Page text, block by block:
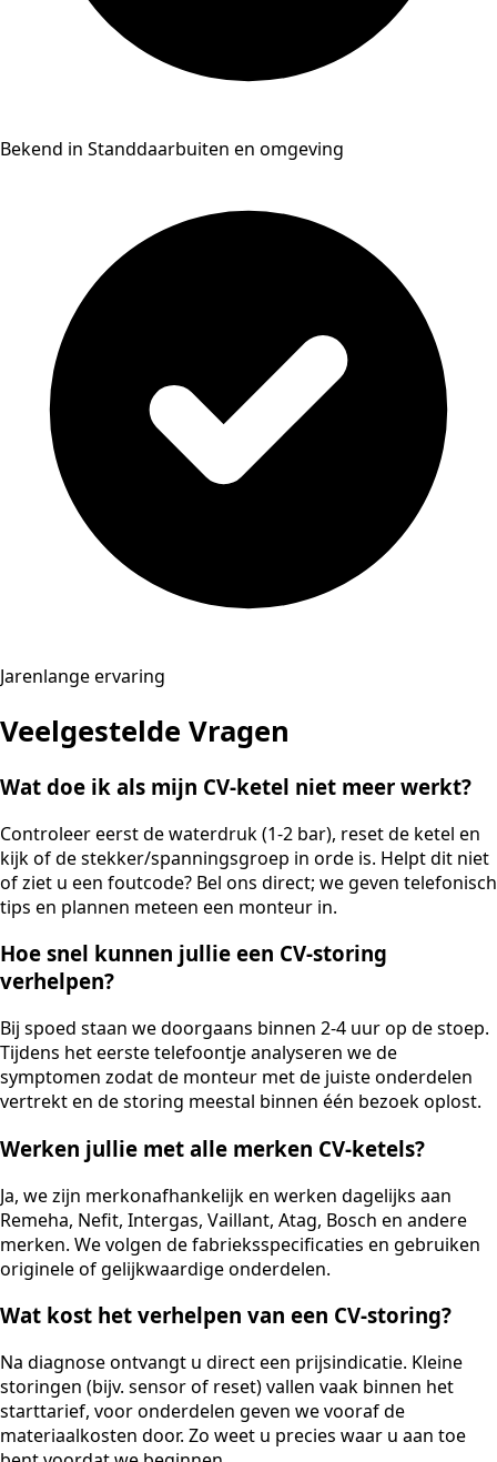
Bekend in Standdaarbuiten en omgeving
Jarenlange ervaring
Veelgestelde Vragen
Wat doe ik als mijn CV-ketel niet meer werkt?
Controleer eerst de waterdruk (1-2 bar), reset de ketel en
kijk of de stekker/spanningsgroep in orde is. Helpt dit niet
of ziet u een foutcode? Bel ons direct; we geven telefonisch
tips en plannen meteen een monteur in.
Hoe snel kunnen jullie een CV-storing
verhelpen?
Bij spoed staan we doorgaans binnen 2-4 uur op de stoep.
Tijdens het eerste telefoontje analyseren we de
symptomen zodat de monteur met de juiste onderdelen
vertrekt en de storing meestal binnen één bezoek oplost.
Werken jullie met alle merken CV-ketels?
Ja, we zijn merkonafhankelijk en werken dagelijks aan
Remeha, Nefit, Intergas, Vaillant, Atag, Bosch en andere
merken. We volgen de fabrieksspecificaties en gebruiken
originele of gelijkwaardige onderdelen.
Wat kost het verhelpen van een CV-storing?
Na diagnose ontvangt u direct een prijsindicatie. Kleine
storingen (bijv. sensor of reset) vallen vaak binnen het
starttarief, voor onderdelen geven we vooraf de
materiaalkosten door. Zo weet u precies waar u aan toe